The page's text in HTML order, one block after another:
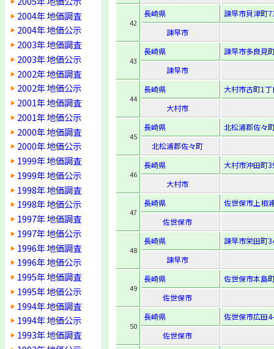
2004年 地価調査
2004年 地価公示
2003年 地価調査
2003年 地価公示
2002年 地価調査
2002年 地価公示
2001年 地価調査
2001年 地価公示
2000年 地価調査
2000年 地価公示
1999年 地価調査
1999年 地価公示
1998年 地価調査
1998年 地価公示
1997年 地価調査
1997年 地価公示
1996年 地価調査
1996年 地価公示
1995年 地価調査
1995年 地価公示
1994年 地価調査
1994年 地価公示
1993年 地価調査
42
長崎県
諫早市貝津町
諫早市
43
長崎県
諫早市多良見
諫早市
44
長崎県
大村市古町1
大村市
45
長崎県
北松浦郡佐々
北松浦郡佐々町
46
長崎県
大村市沖田町
大村市
47
長崎県
佐世保市上相
佐世保市
48
長崎県
諫早市栄田町
諫早市
49
長崎県
佐世保市本島
佐世保市
50
長崎県
佐世保市広田
佐世保市